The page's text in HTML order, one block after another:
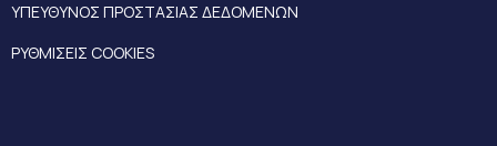
ΥΠΕΥΘΥΝΟΣ ΠΡΟΣΤΑΣΙΑΣ ΔΕΔΟΜΕΝΩΝ
ΡΥΘΜΙΣΕΙΣ COOKIES